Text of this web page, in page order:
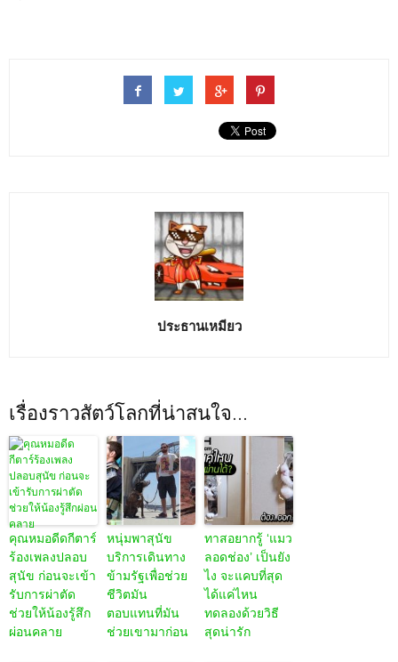
ประธานเหมียว
เรื่องราวสัตว์โลกที่น่าสนใจ...
คุณหมอดีดกีตาร์
ร้องเพลงปลอบ
สุนัข ก่อนจะเข้า
รับการผ่าตัด
ช่วยให้น้องรู้สึก
ผ่อนคลาย
หนุ่มพาสุนัข
บริการเดินทาง
ข้ามรัฐเพื่อช่วย
ชีวิตมัน
ตอบแทนที่มัน
ช่วยเขามาก่อน
ทาสอยากรู้ ‘แมว
ลอดช่อง’ เป็นยัง
ไง จะแคบที่สุด
ได้แค่ไหน
ทดลองด้วยวิธี
สุดน่ารัก